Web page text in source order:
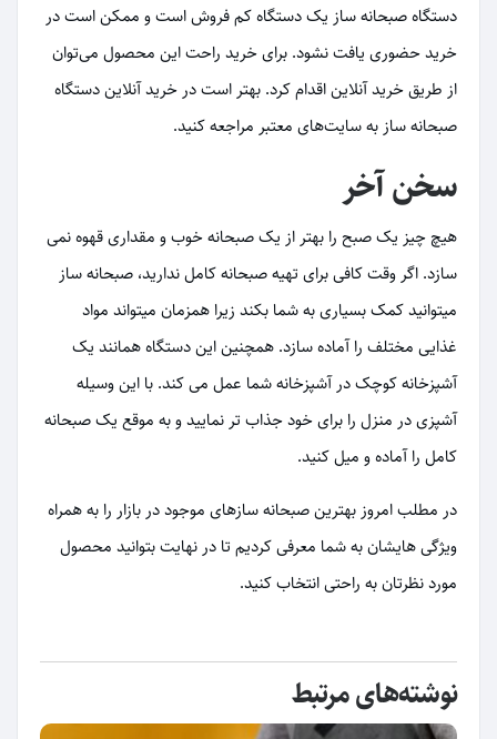
دستگاه صبحانه ساز یک دستگاه کم فروش است و ممکن است در
خرید حضوری یافت نشود. برای خرید راحت این محصول می‌توان
از طریق خرید آنلاین اقدام کرد. بهتر است در خرید آنلاین دستگاه
صبحانه ساز به سایت‌های معتبر مراجعه کنید.
سخن آخر
هیچ چیز یک صبح را بهتر از یک صبحانه خوب و مقداری قهوه نمی
سازد. اگر وقت کافی برای تهیه صبحانه کامل ندارید، صبحانه ساز
میتوانید کمک بسیاری به شما بکند زیرا همزمان میتواند مواد
غذایی مختلف را آماده سازد. همچنین این دستگاه همانند یک
آشپزخانه کوچک در آشپزخانه شما عمل می کند. با این وسیله
آشپزی در منزل را برای خود جذاب تر نمایید و به موقع یک صبحانه
کامل را آماده و میل کنید.
در مطلب امروز بهترین صبحانه سازهای موجود در بازار را به همراه
ویژگی هایشان به شما معرفی کردیم تا در نهایت بتوانید محصول
مورد نظرتان به راحتی انتخاب کنید.
نوشته‌های مرتبط